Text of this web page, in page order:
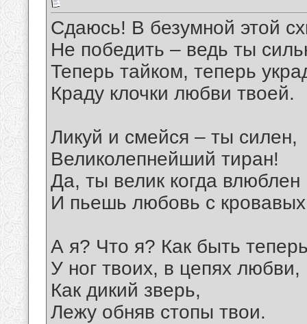
Сдаюсь! В безумной этой
Не победить – ведь ты
Теперь тайком, теперь
Краду клочки любви твоей.
Ликуй и смейся – ты силен,
Великолепнейший тиран!
Да, ты велик когда влюблен
И пьешь любовь с
А я? Что я? Как быть
У ног твоих, в цепях любви,
Как дикий зверь,
Лежу обняв стопы твои.